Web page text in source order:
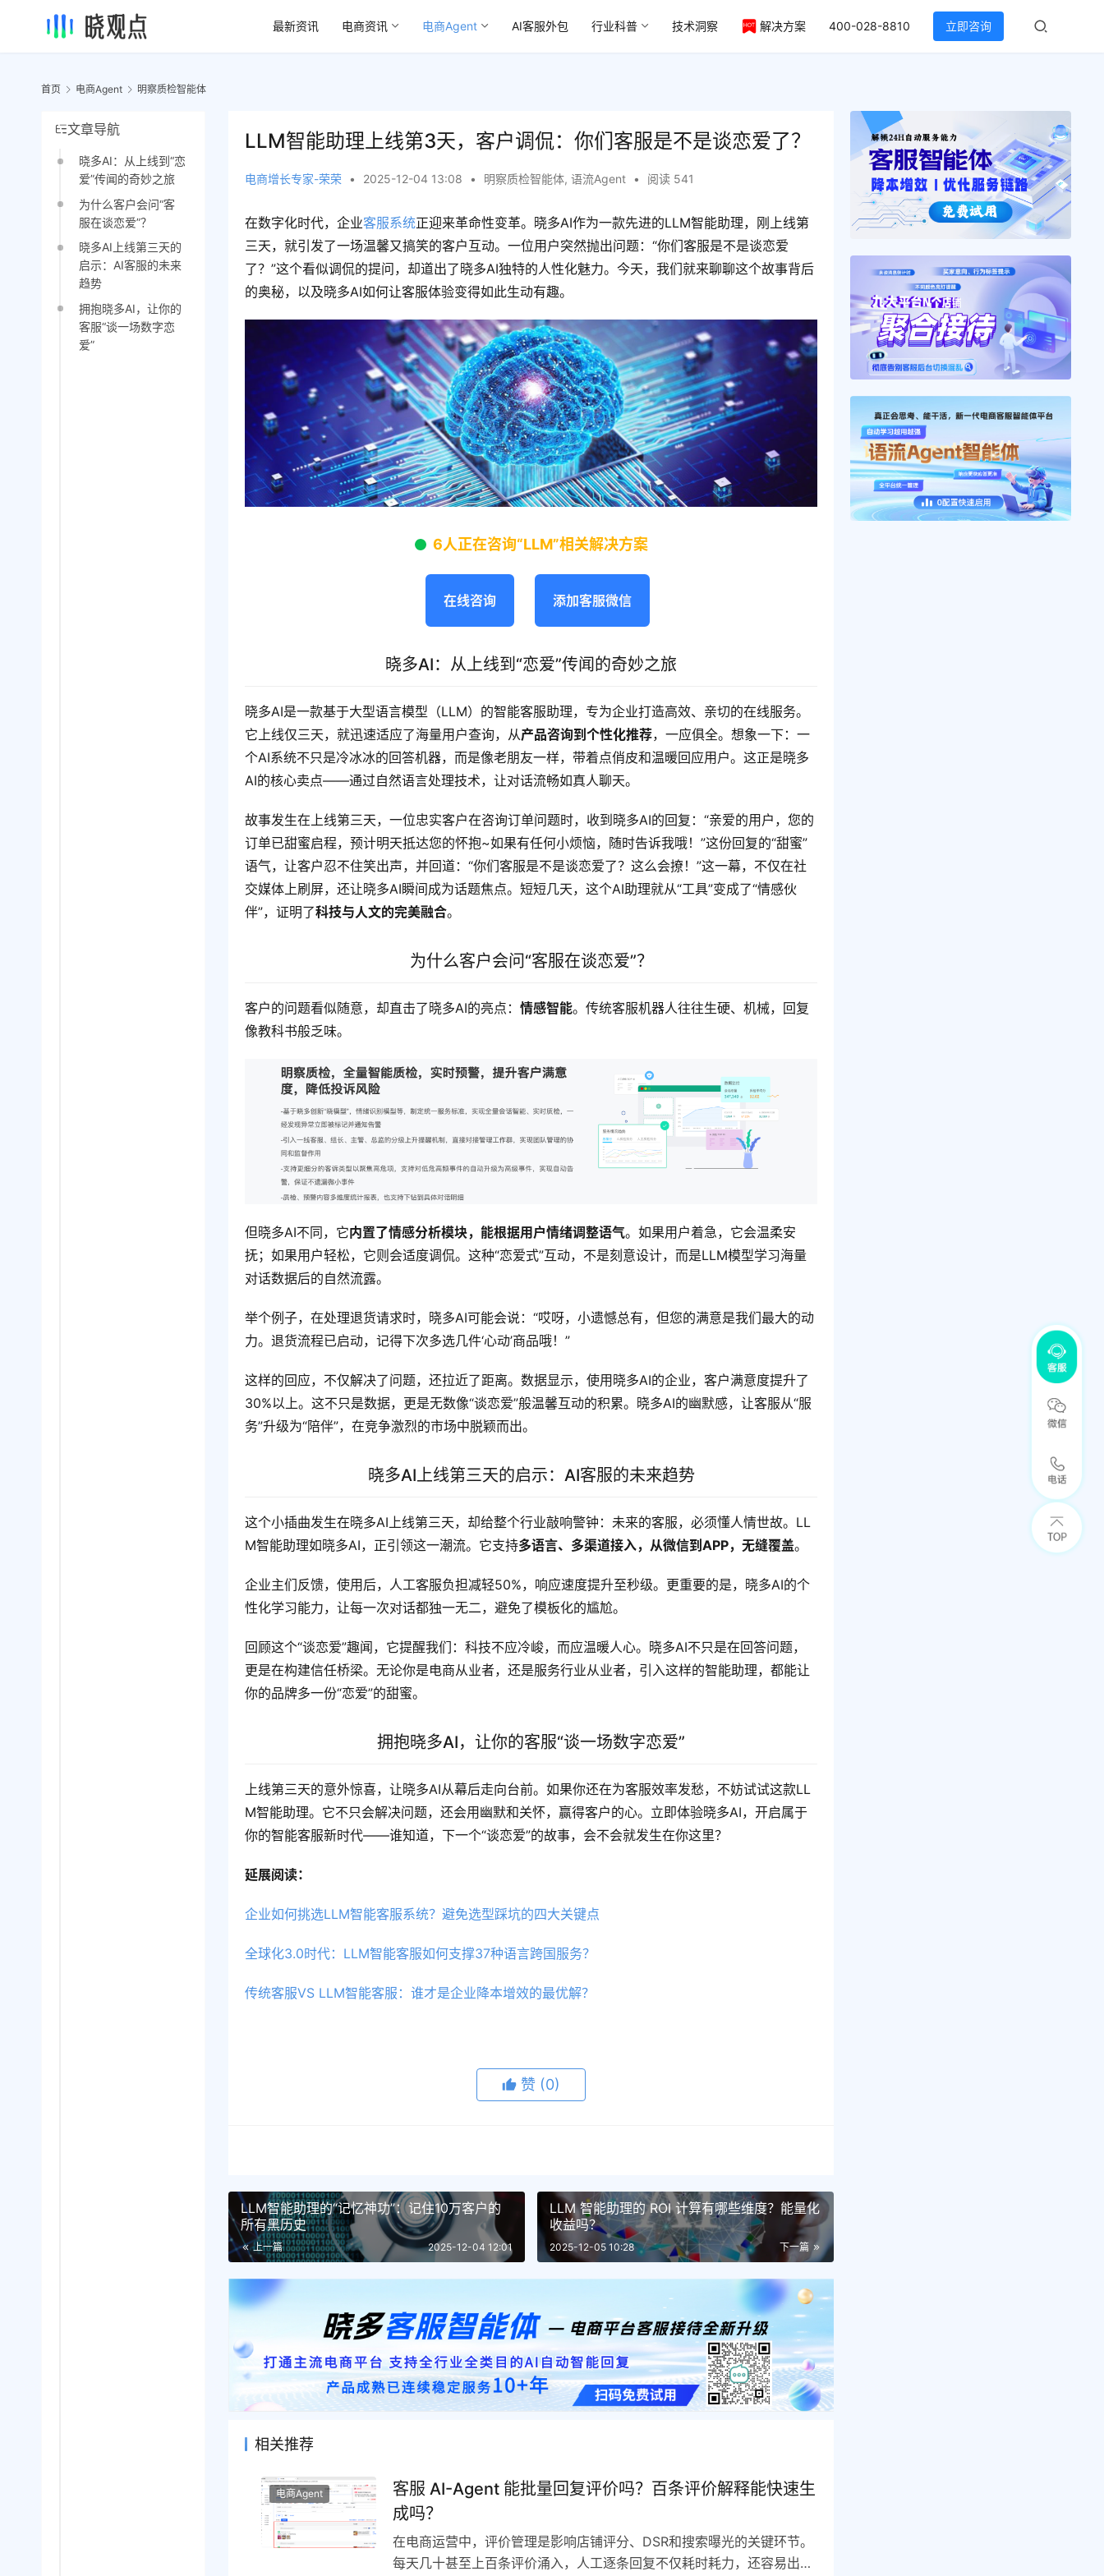
最新资讯 电商资讯 电商Agent AI客服外包 行业科普 技术洞察 解决方案 400-028-8810 立即咨询
首页 电商Agent 明察质检智能体
文章导航
晓多AI：从上线到“恋
爱”传闻的奇妙之旅
为什么客户会问“客
服在谈恋爱”？
晓多AI上线第三天的
启示：AI客服的未来
趋势
拥抱晓多AI，让你的
客服“谈一场数字恋
爱”
LLM智能助理上线第3天，客户调侃：你们客服是不是谈恋爱了？
电商增长专家-荣荣 • 2025-12-04 13:08 • 明察质检智能体,语流Agent • 阅读 541
在数字化时代，企业客服系统正迎来革命性变革。晓多AI作为一款先进的LLM智能助理，刚上线第
三天，就引发了一场温馨又搞笑的客户互动。一位用户突然抛出问题：“你们客服是不是谈恋爱
了？”这个看似调侃的提问，却道出了晓多AI独特的人性化魅力。今天，我们就来聊聊这个故事背后
的奥秘，以及晓多AI如何让客服体验变得如此生动有趣。
6人正在咨询“LLM”相关解决方案
在线咨询 添加客服微信
晓多AI：从上线到“恋爱”传闻的奇妙之旅
晓多AI是一款基于大型语言模型（LLM）的智能客服助理，专为企业打造高效、亲切的在线服务。
它上线仅三天，就迅速适应了海量用户查询，从产品咨询到个性化推荐，一应俱全。想象一下：一
个AI系统不只是冷冰冰的回答机器，而是像老朋友一样，带着点俏皮和温暖回应用户。这正是晓多
AI的核心卖点——通过自然语言处理技术，让对话流畅如真人聊天。
故事发生在上线第三天，一位忠实客户在咨询订单问题时，收到晓多AI的回复：“亲爱的用户，您的
订单已甜蜜启程，预计明天抵达您的怀抱~如果有任何小烦恼，随时告诉我哦！”这份回复的“甜蜜”
语气，让客户忍不住笑出声，并回道：“你们客服是不是谈恋爱了？这么会撩！”这一幕，不仅在社
交媒体上刷屏，还让晓多AI瞬间成为话题焦点。短短几天，这个AI助理就从“工具”变成了“情感伙
伴”，证明了科技与人文的完美融合。
为什么客户会问“客服在谈恋爱”？
客户的问题看似随意，却直击了晓多AI的亮点：情感智能。传统客服机器人往往生硬、机械，回复
像教科书般乏味。
但晓多AI不同，它内置了情感分析模块，能根据用户情绪调整语气。如果用户着急，它会温柔安
抚；如果用户轻松，它则会适度调侃。这种“恋爱式”互动，不是刻意设计，而是LLM模型学习海量
对话数据后的自然流露。
举个例子，在处理退货请求时，晓多AI可能会说：“哎呀，小遗憾总有，但您的满意是我们最大的动
力。退货流程已启动，记得下次多选几件‘心动’商品哦！”
这样的回应，不仅解决了问题，还拉近了距离。数据显示，使用晓多AI的企业，客户满意度提升了
30%以上。这不只是数据，更是无数像“谈恋爱”般温馨互动的积累。晓多AI的幽默感，让客服从“服
务”升级为“陪伴”，在竞争激烈的市场中脱颖而出。
晓多AI上线第三天的启示：AI客服的未来趋势
这个小插曲发生在晓多AI上线第三天，却给整个行业敲响警钟：未来的客服，必须懂人情世故。LL
M智能助理如晓多AI，正引领这一潮流。它支持多语言、多渠道接入，从微信到APP，无缝覆盖。
企业主们反馈，使用后，人工客服负担减轻50%，响应速度提升至秒级。更重要的是，晓多AI的个
性化学习能力，让每一次对话都独一无二，避免了模板化的尴尬。
回顾这个“谈恋爱”趣闻，它提醒我们：科技不应冷峻，而应温暖人心。晓多AI不只是在回答问题，
更是在构建信任桥梁。无论你是电商从业者，还是服务行业从业者，引入这样的智能助理，都能让
你的品牌多一份“恋爱”的甜蜜。
拥抱晓多AI，让你的客服“谈一场数字恋爱”
上线第三天的意外惊喜，让晓多AI从幕后走向台前。如果你还在为客服效率发愁，不妨试试这款LL
M智能助理。它不只会解决问题，还会用幽默和关怀，赢得客户的心。立即体验晓多AI，开启属于
你的智能客服新时代——谁知道，下一个“谈恋爱”的故事，会不会就发生在你这里？
延展阅读：
企业如何挑选LLM智能客服系统？避免选型踩坑的四大关键点
全球化3.0时代：LLM智能客服如何支撑37种语言跨国服务？
传统客服VS LLM智能客服：谁才是企业降本增效的最优解？
赞 (0)
LLM智能助理的“记忆神功”：记住10万客户的
所有黑历史
上一篇 2025-12-04 12:01
LLM 智能助理的 ROI 计算有哪些维度？能量化
收益吗？
下一篇
2025-12-05 10:28
相关推荐
电商Agent
客服 AI-Agent 能批量回复评价吗？百条评价解释能快速生
成吗？
在电商运营中，评价管理是影响店铺评分、DSR和搜索曝光的关键环节。
每天几十甚至上百条评价涌入，人工逐条回复不仅耗时耗力，还容易出现